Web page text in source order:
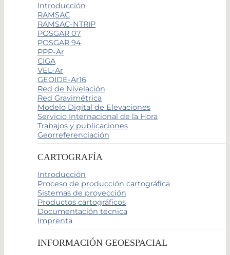
Introducción
RAMSAC
RAMSAC-NTRIP
POSGAR 07
POSGAR 94
PPP-Ar
CIGA
VEL-Ar
GEOIDE-Ar16
Red de Nivelación
Red Gravimétrica
Modelo Digital de Elevaciones
Servicio Internacional de la Hora
Trabajos y publicaciones
Georreferenciación
CARTOGRAFÍA
Introducción
Proceso de producción cartográfica
Sistemas de proyección
Productos cartográficos
Documentación técnica
Imprenta
INFORMACIÓN GEOESPACIAL